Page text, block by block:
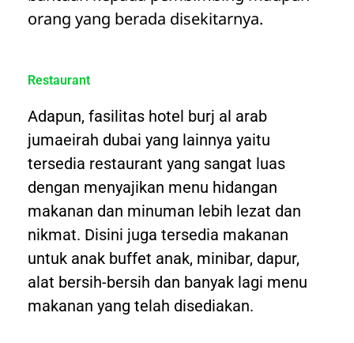
orang yang berada disekitarnya.
Restaurant
Adapun, fasilitas hotel burj al arab
jumaeirah dubai yang lainnya yaitu
tersedia restaurant yang sangat luas
dengan menyajikan menu hidangan
makanan dan minuman lebih lezat dan
nikmat. Disini juga tersedia makanan
untuk anak buffet anak, minibar, dapur,
alat bersih-bersih dan banyak lagi menu
makanan yang telah disediakan.